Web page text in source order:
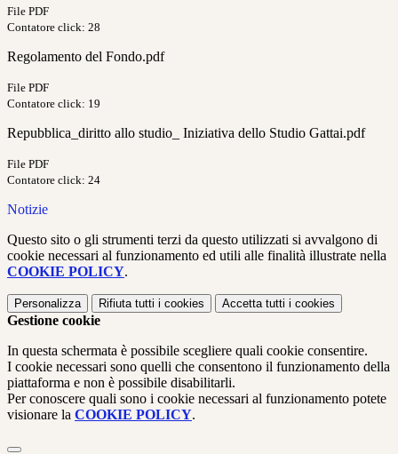
File PDF
Contatore click: 28
Regolamento del Fondo.pdf
File PDF
Contatore click: 19
Repubblica_diritto allo studio_ Iniziativa dello Studio Gattai.pdf
File PDF
Contatore click: 24
Notizie
Questo sito o gli strumenti terzi da questo utilizzati si avvalgono di
cookie necessari al funzionamento ed utili alle finalità illustrate nella
COOKIE POLICY.
Personalizza Rifiuta tutti i cookies Accetta tutti i cookies
Gestione cookie
In questa schermata è possibile scegliere quali cookie consentire.
I cookie necessari sono quelli che consentono il funzionamento della
piattaforma e non è possibile disabilitarli.
Per conoscere quali sono i cookie necessari al funzionamento potete
visionare la COOKIE POLICY.